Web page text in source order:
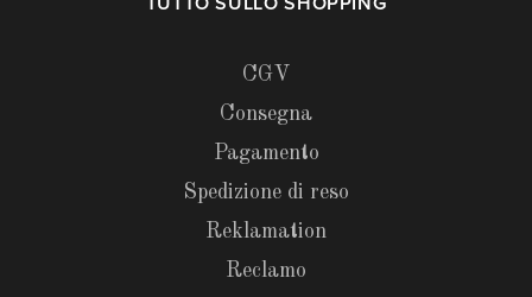
CGV
Consegna
Pagamento
Spedizione di reso
Reklamation
Reclamo